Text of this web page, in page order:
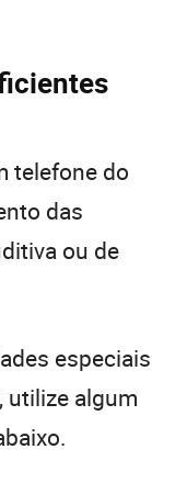
telefone do
das
ou de
especiais
utilize algum